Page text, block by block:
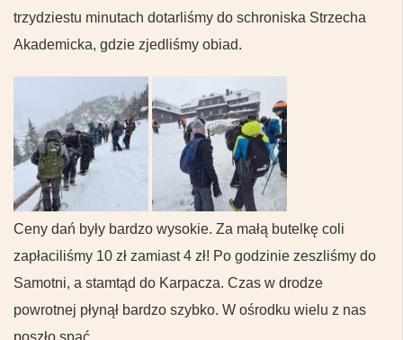
trzydziestu minutach dotarliśmy do schroniska Strzecha
Akademicka, gdzie zjedliśmy obiad.
Ceny dań były bardzo wysokie. Za małą butelkę coli
zapłaciliśmy 10 zł zamiast 4 zł! Po godzinie zeszliśmy do
Samotni, a stamtąd do Karpacza. Czas w drodze
powrotnej płynął bardzo szybko. W ośrodku wielu z nas
poszło spać.